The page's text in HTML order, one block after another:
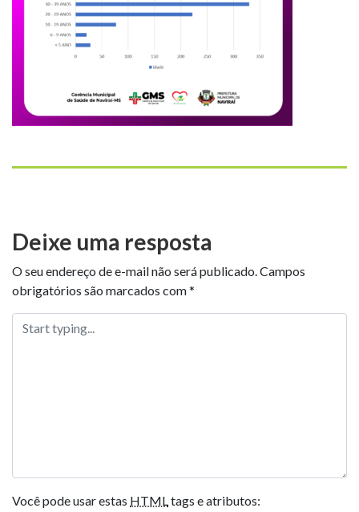
Deixe uma resposta
O seu endereço de e-mail não será publicado.Campos
obrigatórios são marcados com*
Você pode usar estas HTMLtags e atributos: